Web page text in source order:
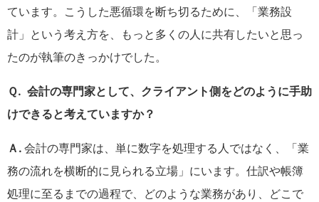
ています。こうした悪循環を断ち切るために、「業務設
計」という考え方を、もっと多くの人に共有したいと思っ
たのが執筆のきっかけでした。
Ｑ. 会計の専門家として、クライアント側をどのように手助
けできると考えていますか？
Ａ. 会計の専門家は、単に数字を処理する人ではなく、「業
務の流れを横断的に見られる立場」にいます。仕訳や帳簿
処理に至るまでの過程で、どのような業務があり、どこで